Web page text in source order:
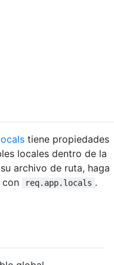
tiene propiedades
locales dentro de la
archivo de ruta, haga
con
req.app.locals .